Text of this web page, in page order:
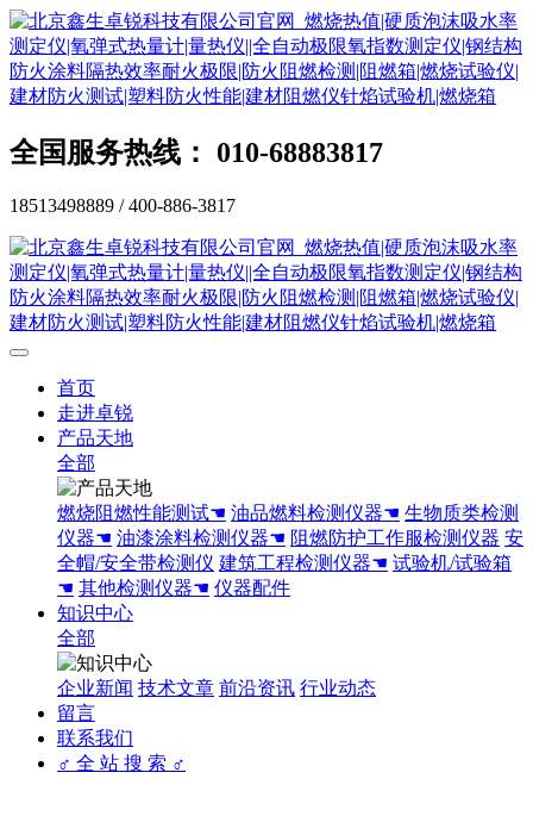
全国服务热线： 010-68883817
18513498889 / 400-886-3817
首页
走进卓锐
产品天地
全部
燃烧阻燃性能测试☚ 油品燃料检测仪器☚ 生物质类检测
仪器☚ 油漆涂料检测仪器☚ 阻燃防护工作服检测仪器 安
全帽/安全带检测仪 建筑工程检测仪器☚ 试验机/试验箱
☚ 其他检测仪器☚ 仪器配件
知识中心
全部
企业新闻 技术文章 前沿资讯 行业动态
留言
联系我们
♂ 全 站 搜 索 ♂